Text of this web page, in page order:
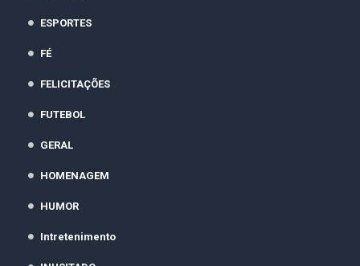
ESPORTES
FÉ
FELICITAÇÕES
FUTEBOL
GERAL
HOMENAGEM
HUMOR
Intretenimento